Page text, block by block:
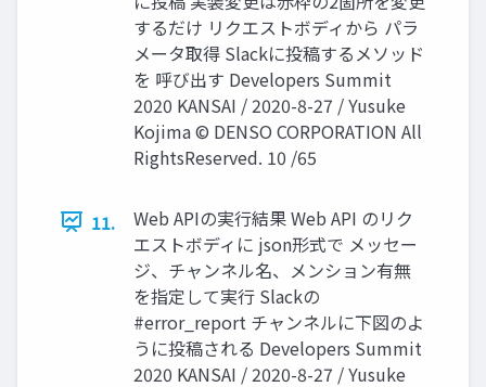
するだけ リクエストボディから パラ
メータ取得 Slackに投稿するメソッド
を 呼び出す Developers Summit
2020 KANSAI / 2020-8-27 / Yusuke
Kojima © DENSO CORPORATION All
RightsReserved. 10 /65
11.
Web APIの実行結果 Web API のリク
エストボディに json形式で メッセー
ジ、チャンネル名、メンション有無
を指定して実行 Slackの
#error_report チャンネルに下図のよ
うに投稿される Developers Summit
2020 KANSAI / 2020-8-27 / Yusuke